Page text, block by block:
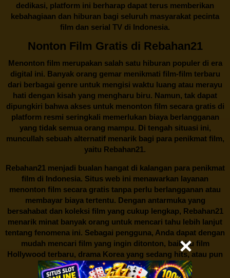
dedikasi, platform ini berharap dapat terus memberikan
kebahagiaan dan hiburan bagi seluruh masyarakat pecinta
film dan serial TV di Indonesia.
Nonton Film Gratis di Rebahan21
Menonton film merupakan salah satu hiburan populer di era
digital ini. Banyak orang gemar menikmati film-film terbaru
dari berbagai genre untuk mengisi waktu luang atau merayu
hati dengan kisah yang mengharu biru. Namun, tak dapat
dipungkiri bahwa akses untuk menonton film secara gratis di
platform resmi seringkali memerlukan biaya berlangganan
yang tidak semua orang mampu. Di tengah situasi ini,
muncullah sebuah alternatif menarik bagi para penikmat film,
yaitu Rebahan21.
Rebahan21menjadi bualan hangat di kalangan para penikmat
film di Indonesia. Situs web ini menawarkan layanan
menonton film secara gratis tanpa perlu berlangganan atau
membayar biaya tertentu. Dengan antarmuka yang
bersahabat dan koleksi film yang cukup lengkap, Rebahan21
menarik minat banyak orang untuk mencari tahu lebih lanjut
tentang fenomena ini. Sebagai pengguna, Anda dapat dengan
mudah mencari film yang ingin ditonton, baik itu film
Hollywood terbaru, drama Korea yang sedang hits, atau pun
produksi film lokal dengan kualitas terbaik.